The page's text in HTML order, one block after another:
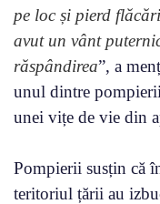
pe loc și pierd
avut un vânt
răspândirea”, a
unul dintre
unei vițe de vie din
Pompierii susțin că
teritoriul țării au